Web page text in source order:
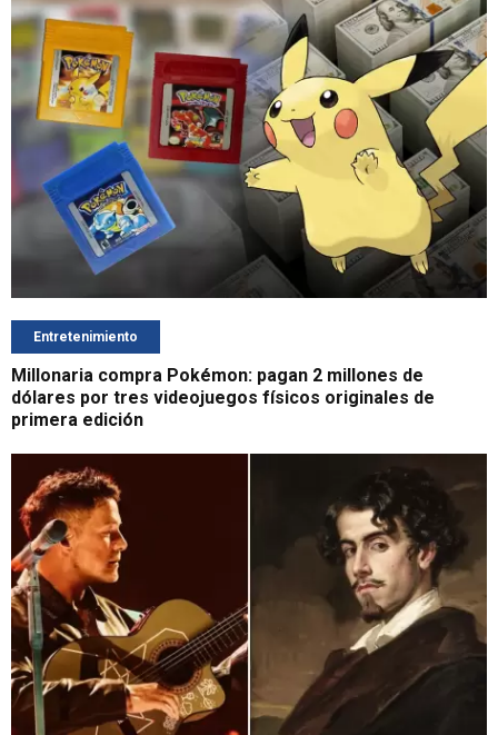
Entretenimiento
Millonaria compra Pokémon: pagan 2 millones de
dólares por tres videojuegos físicos originales de
primera edición